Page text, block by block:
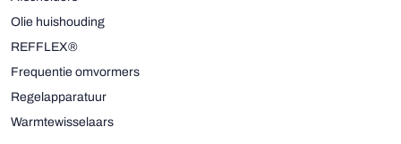
Olie huishouding
REFFLEX®
Frequentie omvormers
Regelapparatuur
Warmtewisselaars